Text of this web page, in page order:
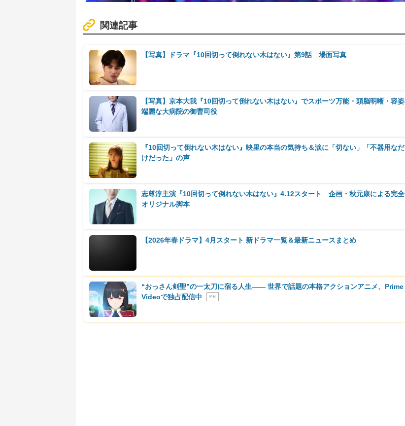
関連記事
【写真】ドラマ『10回切って倒れない木はない』第9話 場面写真
【写真】京本大我『10回切って倒れない木はない』でスポーツ万能・頭脳明晰・容姿
端麗な大病院の御曹司役
『10回切って倒れない木はない』映里の本当の気持ち＆涙に「切ない」「不器用なだ
けだった」の声
志尊淳主演『10回切って倒れない木はない』4.12スタート 企画・秋元康による完全
オリジナル脚本
【2026年春ドラマ】4月スタート 新ドラマ一覧＆最新ニュースまとめ
“おっさん剣聖”の一太刀に宿る人生―― 世界で話題の本格アクションアニメ、Prime
Videoで独占配信中
P R